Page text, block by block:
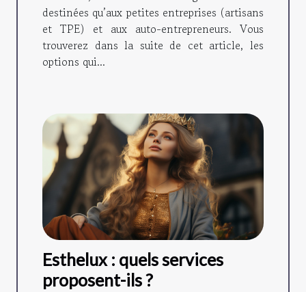
destinées qu’aux petites entreprises (artisans
et TPE) et aux auto-entrepreneurs. Vous
trouverez dans la suite de cet article, les
options qui...
Esthelux : quels services
proposent-ils ?